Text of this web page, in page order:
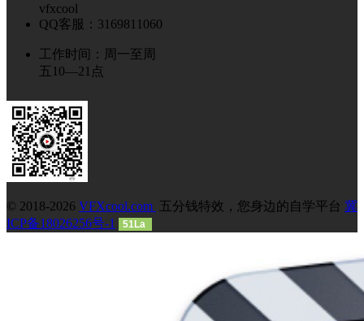
vfxcool
QQ客服：3169811060
工作时间：周一至周
五10—21点
© 2018-2026 VFXcool.com 五分钱特效，您身边的自学平台 冀
ICP备18026256号-1
51La